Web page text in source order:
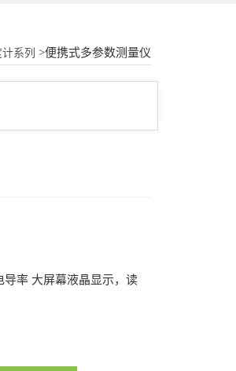
系列 >便携式多参数测量仪
率 大屏幕液晶显示，读